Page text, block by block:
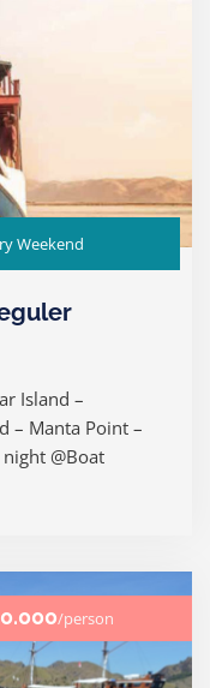
Weekend
Island –
– Manta Point –
@Boat
/person